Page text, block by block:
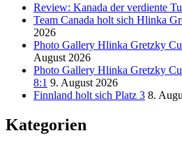
Review: Kanada der verdiente
Team Canada holt sich Hlinka
2026
Photo Gallery Hlinka Gretzky
August 2026
Photo Gallery Hlinka Gretzky
8:1 9. August 2026
Finnland holt sich Platz 3 8.
Kategorien